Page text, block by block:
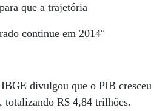
que a trajetória
continue em 2014″
divulgou que o PIB cresceu
totalizando R$ 4,84 trilhões.